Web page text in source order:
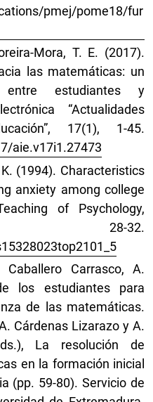
pmej/pome18/fur
Mora, T. E. (2017).
las matemáticas: un
entre estudiantes y
“Actualidades
17(1), 1-45.
aie.v17i1.27473
(1994). Characteristics
anxiety among college
of Psychology,
32.
Carrasco, A.
los estudiantes para
de las matemáticas.
Cárdenas Lizarazo y A.
La resolución de
en la formación inicial
(pp. 59-80). Servicio de